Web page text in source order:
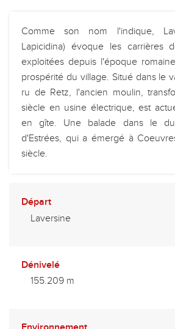
Comme son nom l'indique,
Lapicidina) évoque les carrières
exploitées depuis l'époque
prospérité du village. Situé dans le
ru de Retz, l'ancien moulin,
siècle en usine électrique, est
en gîte. Une balade dans le
d'Estrées, qui a émergé à
siècle.
Départ
Laversine
Dénivelé
155.209 m